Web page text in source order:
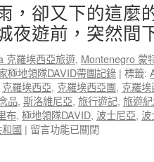
帶
團
記
錄
帶
團
記
錄】
2014
克
，卻又下的這麼
夜遊前，突然
克羅埃西亞旅遊, Montenegro 蒙
極地領隊DAVID帶團記錄 | 標籤:
克羅埃西亞, 克羅埃西亞團, 克羅
品, 斯洛維尼亞, 旅行遊記, 旅遊
布, 極地領隊DAVID, 波士尼亞,
國 | 在
留言功能已關閉